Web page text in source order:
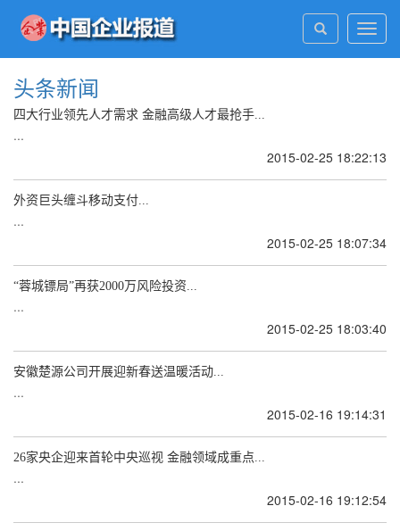
头条新闻
四大行业领先人才需求 金融高级人才最抢手...
...
2015-02-25 18:22:13
外资巨头缠斗移动支付...
...
2015-02-25 18:07:34
“蓉城镖局”再获2000万风险投资...
...
2015-02-25 18:03:40
安徽楚源公司开展迎新春送温暖活动...
...
2015-02-16 19:14:31
26家央企迎来首轮中央巡视 金融领域成重点...
...
2015-02-16 19:12:54